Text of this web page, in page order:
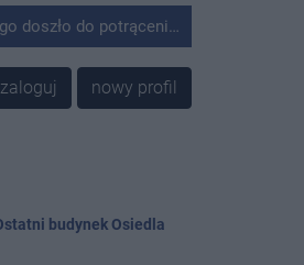
przez kierującego Mercedesem.
zaloguj nowy profil
budynek Osiedla